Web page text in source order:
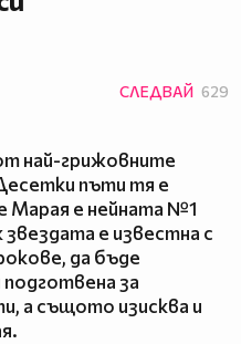
СЛЕДВАЙ 629
най-грижовните
пъти тя е
Марая е нейната №1
е известна с
да бъде
подготвена за
а същото изисква и